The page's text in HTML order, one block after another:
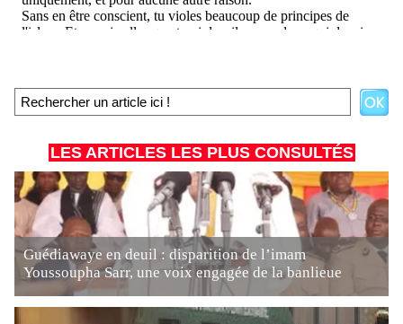
LES ARTICLES LES PLUS CONSULTÉS
Guédiawaye en deuil : disparition de l’imam
Youssoupha Sarr, une voix engagée de la banlieue